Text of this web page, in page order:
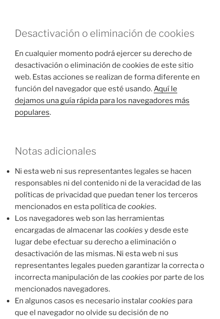
Desactivación o eliminación de cookies
En cualquier momento podrá ejercer su derecho de
desactivación o eliminación de cookies de este sitio
web. Estas acciones se realizan de forma diferente en
función del navegador que esté usando.Aquí le
dejamos una guía rápida para los navegadores más
populares.
Notas adicionales
Ni esta web ni sus representantes legales se hacen
responsables ni del contenido ni de la veracidad de las
políticas de privacidad que puedan tener los terceros
mencionados en esta política de cookies.
Los navegadores web son las herramientas
encargadas de almacenar las cookies y desde este
lugar debe efectuar su derecho a eliminación o
desactivación de las mismas. Ni esta web ni sus
representantes legales pueden garantizar la correcta o
incorrecta manipulación de las cookies por parte de los
mencionados navegadores.
En algunos casos es necesario instalarcookies para
que el navegador no olvide su decisión de no